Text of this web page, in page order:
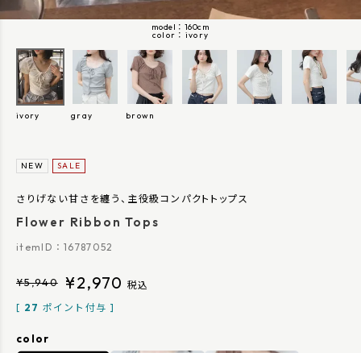
model：160cm
ivory
ivory gray brown
NEW SALE
さりげない甘さを纏う、主役級コンパクトトップス
Flower Ribbon Tops
16787052
¥5,940 ¥2,970 税込
[ 27 ポイント付与 ]
color